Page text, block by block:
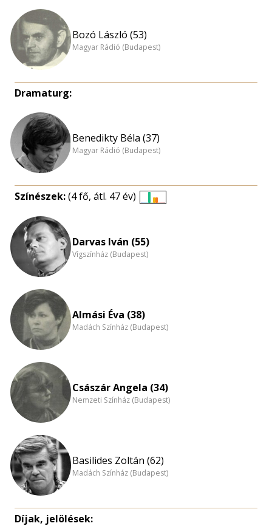
Bozó László (53)
Magyar Rádió (Budapest)
Dramaturg:
Benedikty Béla (37)
Magyar Rádió (Budapest)
Színészek:(4 fő, átl. 47 év)
Életkori
Darvas Iván (55)
Vígszínház (Budapest)
Almási Éva (38)
Madách Színház (Budapest)
Császár Angela (34)
Nemzeti Színház (Budapest)
Basilides Zoltán (62)
Madách Színház (Budapest)
Díjak, jelölések: